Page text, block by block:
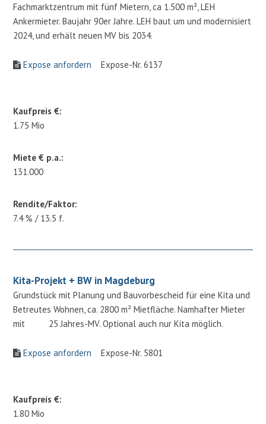
Fachmarktzentrum mit fünf Mietern, ca 1.500 m², LEH
Ankermieter. Baujahr 90er Jahre. LEH baut um und modernisiert
2024, und erhält neuen MV bis 2034.
Expose anfordern Expose-Nr. 6137
Kaufpreis €:
1.75 Mio
Miete € p.a.:
131.000
Rendite/Faktor:
7.4 % / 13.5 f.
Kita-Projekt + BW in Magdeburg
Grundstück mit Planung und Bauvorbescheid für eine Kita und
Betreutes Wohnen, ca. 2800 m² Mietfläche. Namhafter Mieter
mit 25 Jahres-MV. Optional auch nur Kita möglich.
Expose anfordern Expose-Nr. 5801
Kaufpreis €:
1.80 Mio